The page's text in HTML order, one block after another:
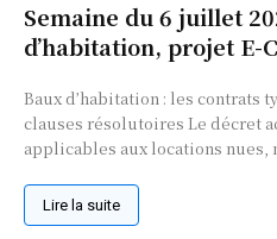
Semaine du 6 juillet
d’habitation, projet E-
Baux d’habitation : les contrats
clauses résolutoires Le décret
applicables aux locations nues,
Lire la suite